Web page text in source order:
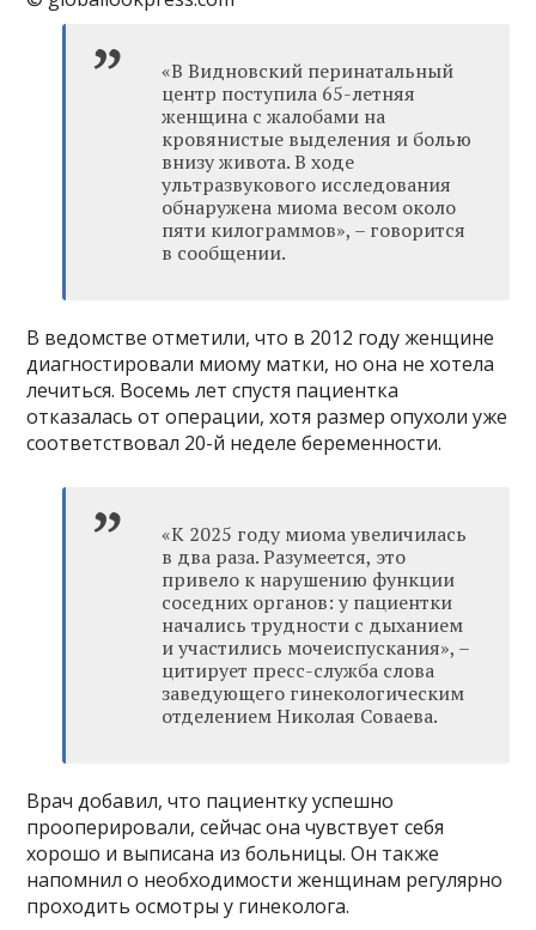
«В Видновский перинатальный
центр поступила 65-летняя
женщина с жалобами на
кровянистые выделения и болью
внизу живота. В ходе
ультразвукового исследования
обнаружена миома весом около
пяти килограммов», – говорится
в сообщении.
В ведомстве отметили, что в 2012 году женщине
диагностировали миому матки, но она не хотела
лечиться. Восемь лет спустя пациентка
отказалась от операции, хотя размер опухоли уже
соответствовал 20-й неделе беременности.
«К 2025 году миома увеличилась
в два раза. Разумеется, это
привело к нарушению функции
соседних органов: у пациентки
начались трудности с дыханием
и участились мочеиспускания», –
цитирует пресс-служба слова
заведующего гинекологическим
отделением Николая Соваева.
Врач добавил, что пациентку успешно
прооперировали, сейчас она чувствует себя
хорошо и выписана из больницы. Он также
напомнил о необходимости женщинам регулярно
проходить осмотры у гинеколога.